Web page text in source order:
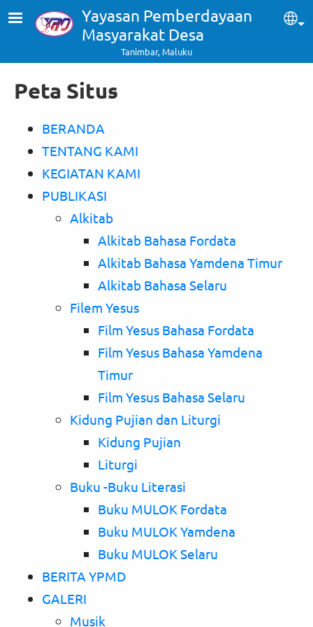
Skip to main contentYayasan Pemberdayaan
Masyarakat Desa
Tanimbar, Maluku
Peta Situs
BERANDA
TENTANG KAMI
KEGIATAN KAMI
PUBLIKASI
Alkitab
Alkitab Bahasa Fordata
Alkitab Bahasa Yamdena Timur
Alkitab Bahasa Selaru
Filem Yesus
Film Yesus Bahasa Fordata
Film Yesus Bahasa Yamdena
Timur
Film Yesus Bahasa Selaru
Kidung Pujian dan Liturgi
Kidung Pujian
Liturgi
Buku -Buku Literasi
Buku MULOK Fordata
Buku MULOK Yamdena
Buku MULOK Selaru
BERITA YPMD
GALERI
Musik